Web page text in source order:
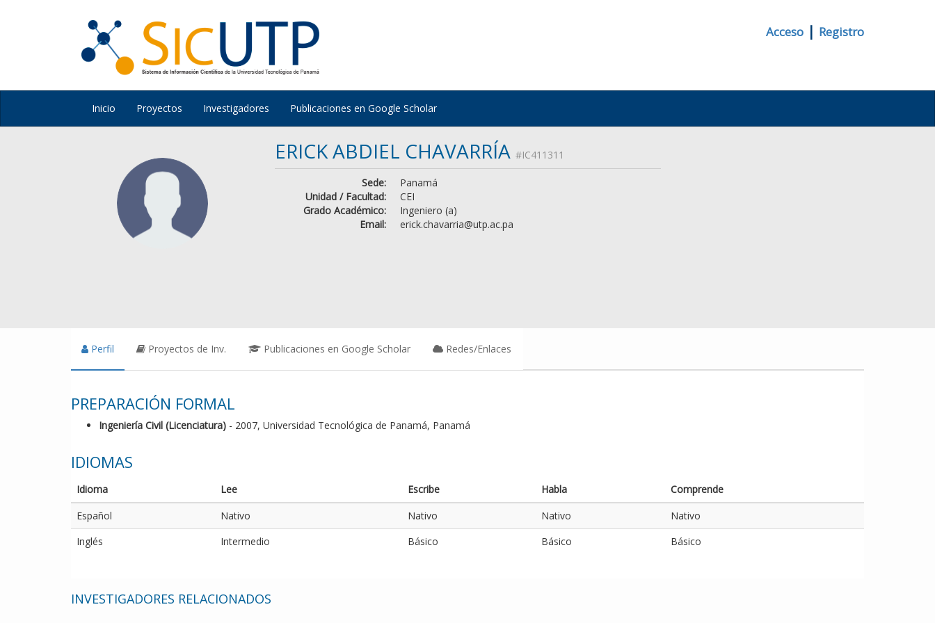
Acceso | Registro
Inicio Proyectos Investigadores Publicaciones en Google Scholar
ERICK ABDIEL CHAVARRÍA #IC411311
Sede:
Panamá
Unidad / Facultad:
CEI
Grado Académico:
Ingeniero (a)
Email:
erick.chavarria@utp.ac.pa
Perfil Proyectos de Inv. Publicaciones en Google Scholar Redes/Enlaces
PREPARACIÓN FORMAL
Ingeniería Civil (Licenciatura) - 2007, Universidad Tecnológica de Panamá, Panamá
IDIOMAS
Idioma Lee Escribe Habla
Comprende
Español
Nativo Nativo Nativo
Nativo
Inglés
Intermedio Básico Básico Básico
INVESTIGADORES RELACIONADOS